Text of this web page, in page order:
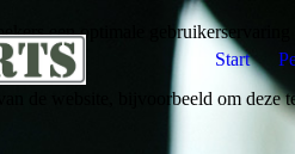
Start
een optimale
de website, bijvoorbeeld om deze